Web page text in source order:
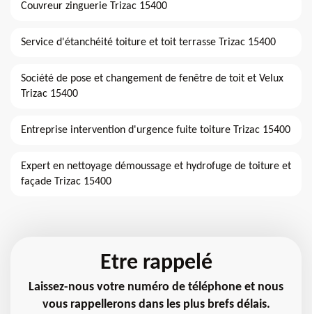
Couvreur zinguerie Trizac 15400
Service d'étanchéité toiture et toit terrasse Trizac 15400
Société de pose et changement de fenêtre de toit et Velux
Trizac 15400
Entreprise intervention d'urgence fuite toiture Trizac 15400
Expert en nettoyage démoussage et hydrofuge de toiture et
façade Trizac 15400
Etre rappelé
Laissez-nous votre numéro de téléphone et nous
vous rappellerons dans les plus brefs délais.